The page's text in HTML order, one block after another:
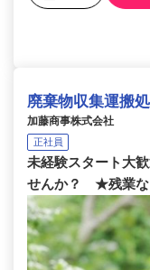
廃棄物収集運搬
加藤商事株式会社
正社員
未経験スタート大
せんか？ ★残業